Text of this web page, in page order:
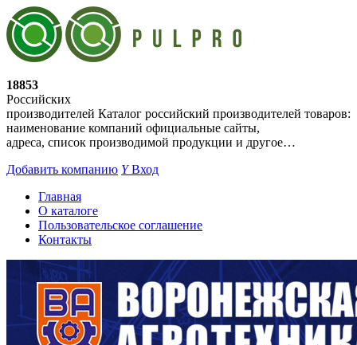
18853
Российских
производителей Каталог российский производителей товаров:
наименование компаний официальные сайты,
адреса, список производимой продукции и другое…
Добавить компанию YВход
Главная
О каталоге
Пользовательское соглашение
Контакты